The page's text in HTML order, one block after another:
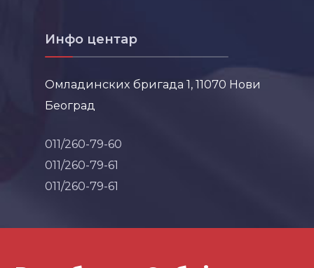
Инфо центар
Омладинских бригада 1, 11070 Нови
Београд
011/260-79-60
011/260-79-61
011/260-79-61